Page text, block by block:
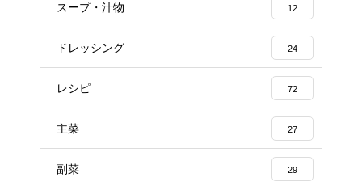
スープ・汁物 12
ドレッシング 24
レシピ 72
主菜 27
副菜 29